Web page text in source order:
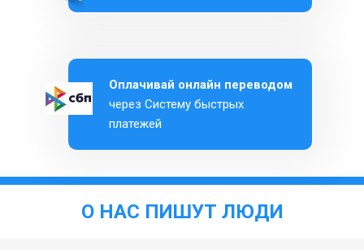
Оплачивай онлайн переводом
через Систему быстрых
платежей
О НАС ПИШУТ ЛЮДИ